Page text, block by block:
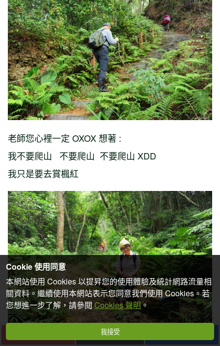
老師您心裡一定 OXOX 想著 :
我不要爬山 不要爬山 不要爬山 XDD
我只是要去賞楓紅
下一篇
Cookie 使用同意
本網站使用 Cookies 以提昇您的使用體驗及統計網路流量相
關資料。繼續使用本網站表示您同意我們使用 Cookies。若
您想進一步了解，請參閱Cookies 聲明。
我接受